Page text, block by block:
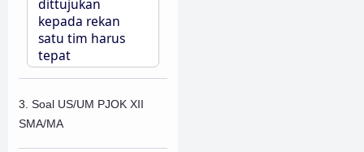
dittujukan
kepada rekan
satu tim harus
tepat
3. Soal US/UM PJOK XII
SMA/MA